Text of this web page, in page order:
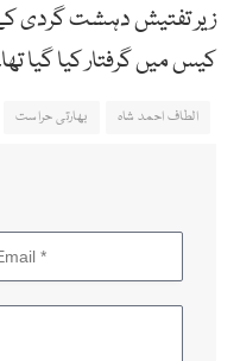
زیر تفتیش دہشت گردی
کیس میں گرفتار کیا گیا
الطاف احمد شاہ بھارتی حراست